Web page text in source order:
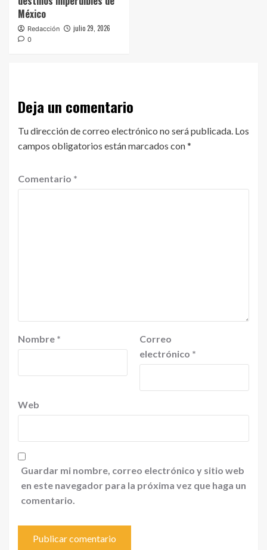
México
Redacción julio 29, 2026
0
Deja un comentario
Tu dirección de correo electrónico no será publicada. Los
campos obligatorios están marcados con*
Comentario *
Nombre *
Correo
electrónico *
Web
Guardar mi nombre, correo electrónico y sitio web
en este navegador para la próxima vez que haga un
comentario.